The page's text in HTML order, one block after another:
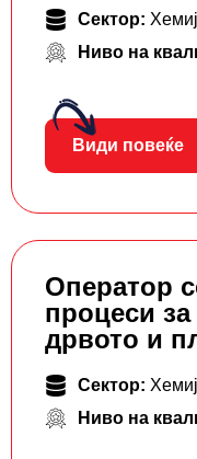
Сектор:
Ниво на
Види повеќе
Оператор
процеси
дрвото и
Сектор:
Ниво на